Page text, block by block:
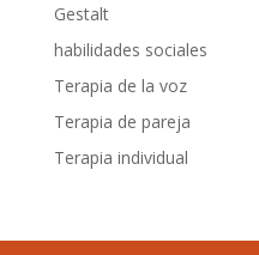
Gestalt
habilidades sociales
Terapia de la voz
Terapia de pareja
Terapia individual